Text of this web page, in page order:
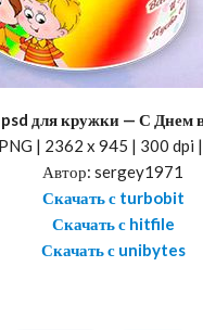
для кружки — С Днем
| 2362 x 945 | 300 dpi
Автор: sergey1971
Скачать с turbobit
Скачать с hitfile
Скачать с unibytes